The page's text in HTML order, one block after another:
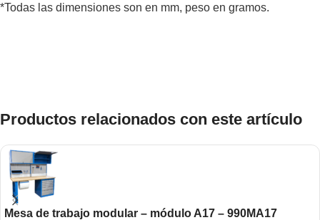
*Todas las dimensiones son en mm, peso en gramos.
Productos relacionados con este artículo
Mesa de trabajo modular – módulo A17 – 990MA17